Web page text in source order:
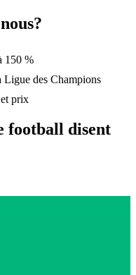
150 %
Ligue des Champions
prix
football disent